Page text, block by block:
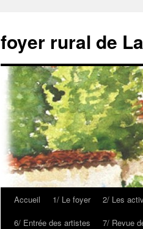
foyer rural de
Accueil 1/ Le foyer 2/ Les
6/ Entrée des artistes
7/ Revue